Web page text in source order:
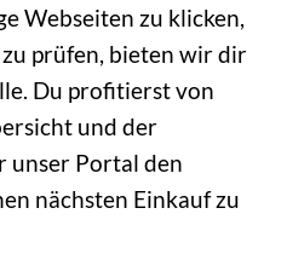
Webseiten zu klicken,
prüfen, bieten wir dir
Du profitierst von
und der
unser Portal den
nächsten Einkauf zu